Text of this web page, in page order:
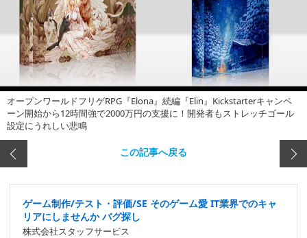
オープンワールドフリゲRPG『Elona』続編『Elin』Kickstarterキャンペ
ーン開始から12時間強で2000万円の支援に！開発者もストレッチゴール
設定にうれしい悲鳴
この記事へ戻る
ゲーム制作/テスト・評価/SE そのゲーム愛 IT業界でのキャ
リアにしませんか バグ探し
株式会社スタッフサービス